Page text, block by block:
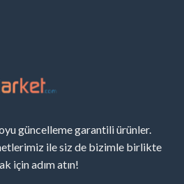
güncelleme garantili ürünler.
ile siz de bizimle birlikte
için adım atın!